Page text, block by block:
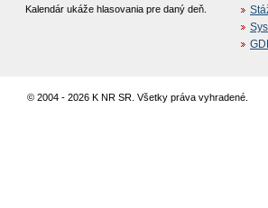
Kalendár ukáže hlasovania pre daný deň.
© 2004 - 2026 K NR SR. Všetky práva vyhradené.